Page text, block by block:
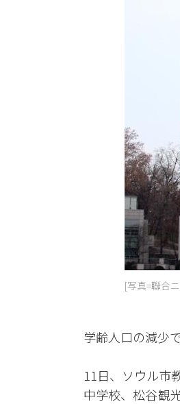
[写真=聯合
学齢人口の減少
11日、ソウル市
中学校、松谷観